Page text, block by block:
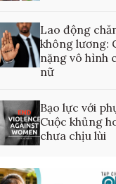
Lao động
không lương:
nặng vô hình
nữ
Bạo lực với
Cuộc khủng
chưa chịu lùi